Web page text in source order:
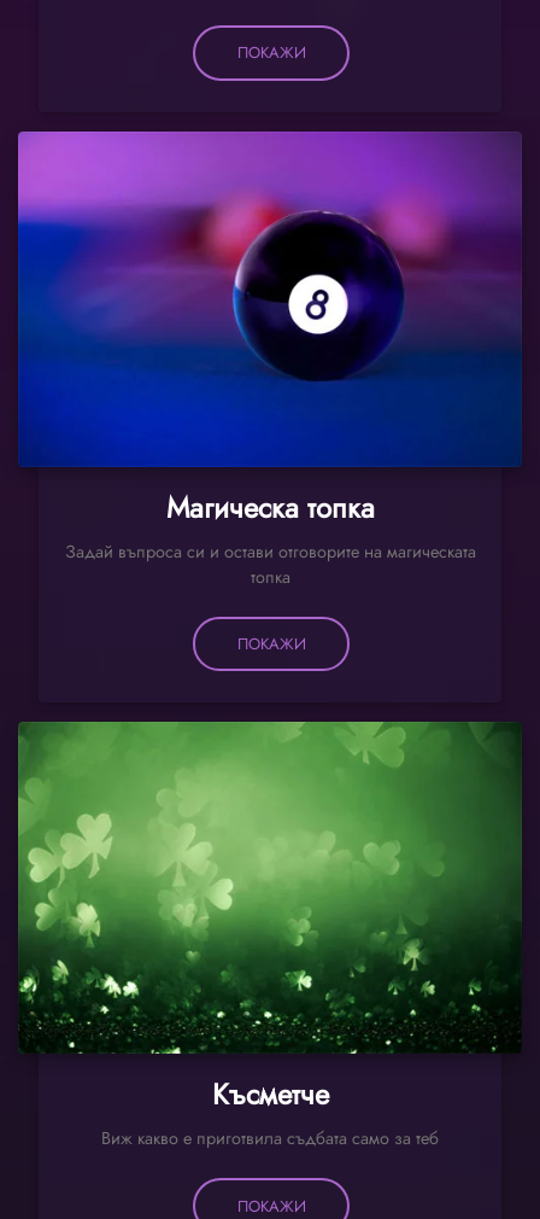
ПОКАЖИ
Магическа топка
Задай въпроса си и остави отговорите на магическата
топка
ПОКАЖИ
Късметче
Виж какво е приготвила съдбата само за теб
ПОКАЖИ